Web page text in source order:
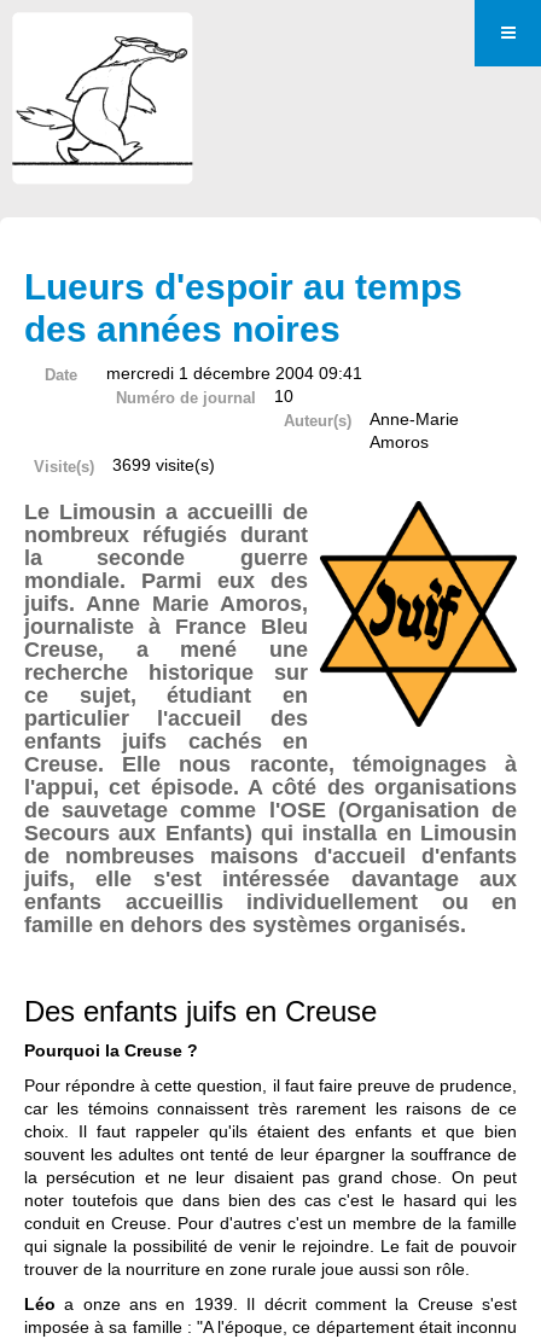
Lueurs d'espoir au temps
des années noires
Date mercredi 1 décembre 2004 09:41
Numéro de journal 10
Auteur(s)
Anne-Marie
Amoros
Visite(s) 3699 visite(s)
Le Limousin a accueilli de
nombreux réfugiés durant
la seconde guerre
mondiale. Parmi eux des
juifs. Anne Marie Amoros,
journaliste à France Bleu
Creuse, a mené une
recherche historique sur
ce sujet, étudiant en
particulier l'accueil des
enfants juifs cachés en
Creuse. Elle nous raconte, témoignages à
l'appui, cet épisode. A côté des organisations
de sauvetage comme l'OSE (Organisation de
Secours aux Enfants) qui installa en Limousin
de nombreuses maisons d'accueil d'enfants
juifs, elle s'est intéressée davantage aux
enfants accueillis individuellement ou en
famille en dehors des systèmes organisés.
Des enfants juifs en Creuse
Pourquoi la Creuse ?
Pour répondre à cette question, il faut faire preuve de prudence,
car les témoins connaissent très rarement les raisons de ce
choix. Il faut rappeler qu'ils étaient des enfants et que bien
souvent les adultes ont tenté de leur épargner la souffrance de
la persécution et ne leur disaient pas grand chose. On peut
noter toutefois que dans bien des cas c'est le hasard qui les
conduit en Creuse. Pour d'autres c'est un membre de la famille
qui signale la possibilité de venir le rejoindre. Le fait de pouvoir
trouver de la nourriture en zone rurale joue aussi son rôle.
Léo a onze ans en 1939. Il décrit comment la Creuse s'est
imposée à sa famille : "A l'époque, ce département était inconnu